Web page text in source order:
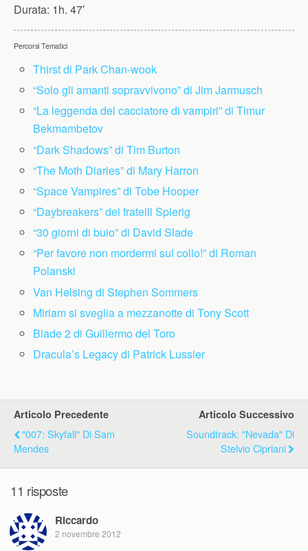
Durata: 1h. 47′
Percorsi Tematici
Thirst di Park Chan-wook
“Solo gli amanti sopravvivono” di Jim Jarmusch
“La leggenda del cacciatore di vampiri” di Timur
Bekmambetov
“Dark Shadows” di Tim Burton
“The Moth Diaries” di Mary Harron
“Space Vampires” di Tobe Hooper
“Daybreakers” dei fratelli Spierig
“30 giorni di buio” di David Slade
“Per favore non mordermi sul collo!” di Roman
Polanski
Van Helsing di Stephen Sommers
Miriam si sveglia a mezzanotte di Tony Scott
Blade 2 di Guillermo del Toro
Dracula’s Legacy di Patrick Lussier
Articolo Precedente
"007: Skyfall" Di Sam
Mendes
Articolo Successivo
Soundtrack: "Nevada" Di
Stelvio Cipriani
11 risposte
Riccardo
2 novembre 2012